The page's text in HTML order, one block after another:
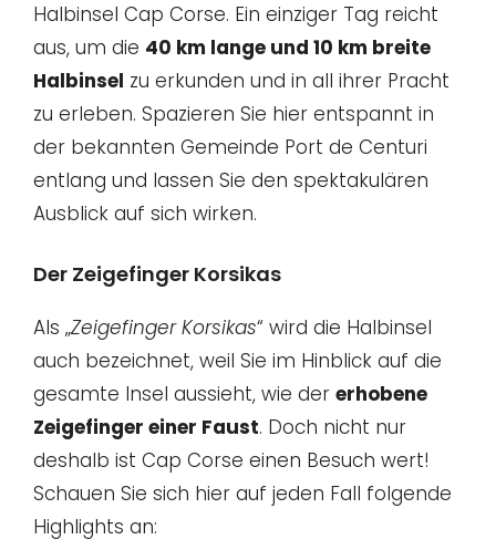
Halbinsel Cap Corse. Ein einziger Tag reicht
aus, um die 40 km lange und 10 km breite
Halbinsel zu erkunden und in all ihrer Pracht
zu erleben. Spazieren Sie hier entspannt in
der bekannten Gemeinde Port de Centuri
entlang und lassen Sie den spektakulären
Ausblick auf sich wirken.
Der Zeigefinger Korsikas
Als „Zeigefinger Korsikas“ wird die Halbinsel
auch bezeichnet, weil Sie im Hinblick auf die
gesamte Insel aussieht, wie der erhobene
Zeigefinger einer Faust. Doch nicht nur
deshalb ist Cap Corse einen Besuch wert!
Schauen Sie sich hier auf jeden Fall folgende
Highlights an: